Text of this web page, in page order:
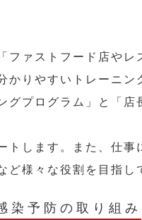
ファストフード店や
りやすいトレーニン
グプログラム」と「
します。また、仕事
様々な役割を目指し
染予防の取り組み